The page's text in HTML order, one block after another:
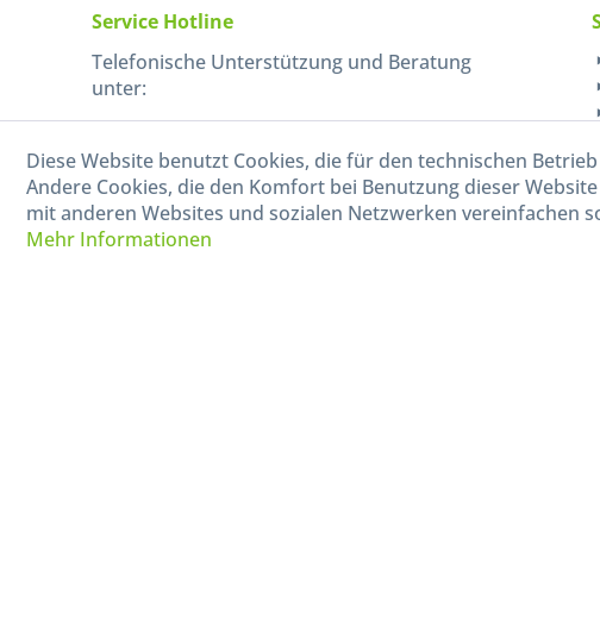
Service Hotline
Telefonische Unterstützung und Beratung
unter:
040-880 99 770
Mo-Fr, 09:00 - 15:00 Uhr
Diese Website benutzt Cookies, die für den technischen
Andere Cookies, die den Komfort bei Benutzung dieser
mit anderen Websites und sozialen Netzwerken vereinfachen
Mehr Informationen